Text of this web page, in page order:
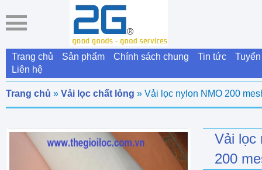
Trang chủ Sản phẩm Chính sách chung Tin tức
Liên hệ
Trang chủ » Vải lọc chất lỏng » Vải lọc nylon NMO 200
Vải lọc
200